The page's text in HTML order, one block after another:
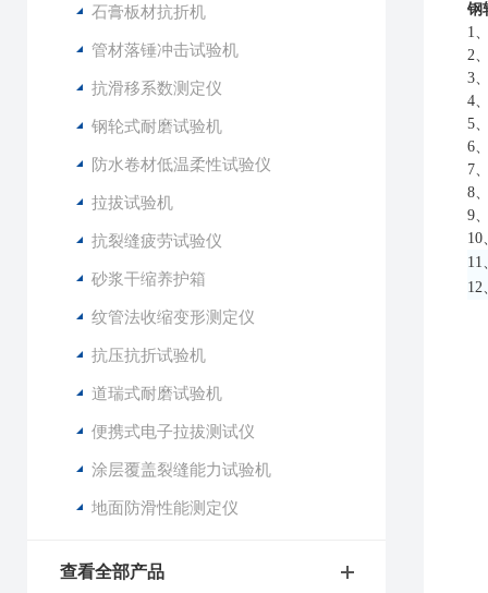
石膏板材抗折机
管材落锤冲击试验机
抗滑移系数测定仪
钢轮式耐磨试验机
防水卷材低温柔性试验仪
拉拔试验机
抗裂缝疲劳试验仪
砂浆干缩养护箱
纹管法收缩变形测定仪
抗压抗折试验机
道瑞式耐磨试验机
便携式电子拉拔测试仪
涂层覆盖裂缝能力试验机
地面防滑性能测定仪
查看全部产品
钢
1
2
3
4
5
6
7
8
9
10
11
12